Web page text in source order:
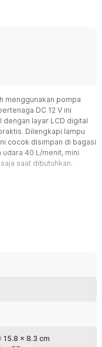
menggunakan pompa
DC 12 V ini
dengan layar LCD digital
Dilengkapi lampu
cocok disimpan di bagasi
40 L/menit, mini
saat dibutuhkan.
Aliran udara hingga
praktis untuk
banyak ruang.
15.8 x 8.3 cm